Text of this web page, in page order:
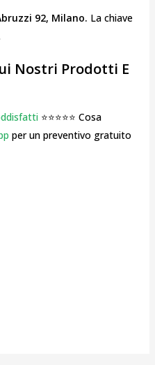
92, Milano. La chiave
Nostri Prodotti E
⭐⭐⭐⭐⭐ Cosa
per un preventivo gratuito